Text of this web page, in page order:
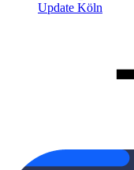
Update Köln